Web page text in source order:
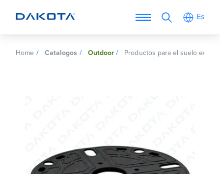
Es
Home Catalogos Outdoor Productos para el suelo